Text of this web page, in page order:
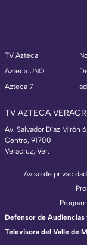
TV Azteca
Azteca UNO
Azteca 7
TV AZTECA
Av. Salvador Díaz Mirón
Centro, 91700
Veracruz, Ver.
Aviso de privacidad
Defensor de Audiencias
Televisora del Valle de